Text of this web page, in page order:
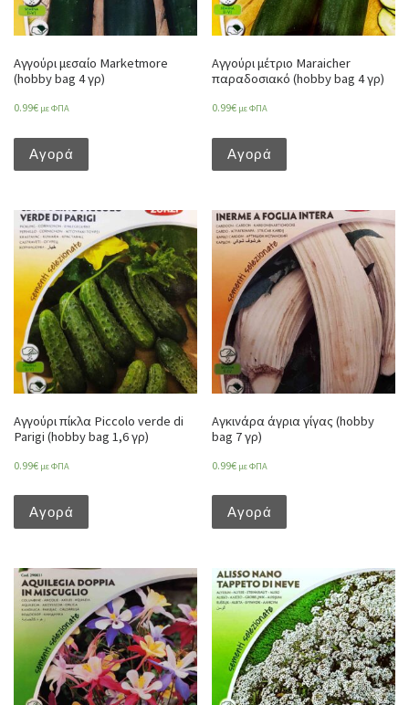
Αγγούρι μεσαίο Marketmore
(hobby bag 4 γρ)
0.99€ με ΦΠΑ
Αγορά
Αγγούρι μέτριο Maraicher
παραδοσιακό (hobby bag 4 γρ)
0.99€ με ΦΠΑ
Αγορά
Αγγούρι πίκλα Piccolo verde di
Parigi (hobby bag 1,6 γρ)
0.99€ με ΦΠΑ
Αγορά
Αγκινάρα άγρια γίγας (hobby
bag 7 γρ)
0.99€ με ΦΠΑ
Αγορά